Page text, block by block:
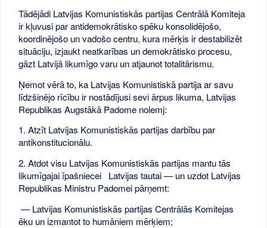
Tādējādi Latvijas Komunistiskās partijas Centrālā Komiteja
ir kļuvusi par antidemokrātisko spēku konsolidējošo,
koordinējošo un vadošo centru, kura mērķis ir destabilizēt
situāciju, izjaukt neatkarības un demokrātisko procesu,
gāzt Latvijā likumīgo varu un atjaunot totalitārismu.
Ņemot vērā to, ka Latvijas Komunistiskā partija ar savu
līdzšinējo rīcību ir nostādījusi sevi ārpus likuma, Latvijas
Republikas Augstākā Padome nolemj:
1. Atzīt Latvijas Komunistiskās partijas darbību par
antikonstitucionālu.
2. Atdot visu Latvijas Komunistiskās partijas mantu tās
likumīgajai īpašniecei Latvijas tautai — un uzdot Latvijas
Republikas Ministru Padomei pārņemt:
— Latvijas Komunistiskās partijas Centrālās Komitejas
ēku un izmantot to humāniem mērķiem;